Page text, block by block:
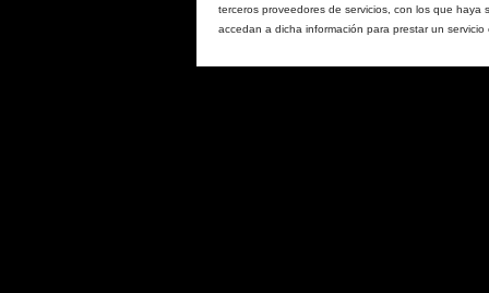
terceros proveedores de servicios, con los que
accedan a dicha información para prestar un